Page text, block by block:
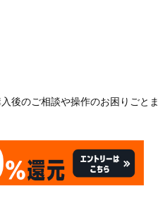
後のご相談や操作のお困りごと